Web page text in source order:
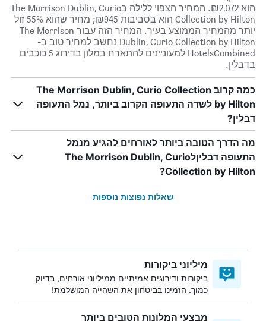
הוא ₪2,072. המחיר הצפוי ללילה בThe Morrison Dublin, Curio
Collection by Hilton הוא בסביבות ₪945; מחיר שהוא 55% זול
יותר מהמחיר הממוצע בעיר. המחיר הזה עבור The Morrison
Dublin, Curio Collection by Hilton נחשב למחיר טוב ב-
HotelsCombined למעוניינים להתארח במלון בדירוג 5 כוכבים
בדבלין.
כמה קרוב The Morrison Dublin, Curio Collection
by Hilton לשדה התעופה הקרוב ביותר, נמל התעופה
דבלין?
מה הדרך הטובה ביותר לאורחים להגיע מנמל
התעופה דבליןלThe Morrison Dublin, Curio
Collection by Hilton?
שאלות נפוצות נוספות
מיליוני ביקורות
ביקורות ודירוגים אמיתיים ממיליוני אורחים, בדיוק
כמוך. הזמינו בביטחון את השהייה המושלמת!
מבצעי המלונות הטובים ביותר